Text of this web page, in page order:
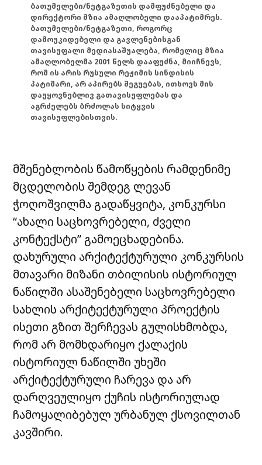
ბათუმელები/ნეტგაზეთის დამფუძნებელი და
დირექტორი მზია ამაღლობელი დააპატიმრეს.
ბათუმელები/ნეტგაზეთი, როგორც
დამოუკიდებელი და გავლენებისგან
თავისუფალი მედიასაშუალება, რომელიც მზია
ამაღლობელმა 2001 წელს დააფუძნა, მიიჩნევს,
რომ ის არის რუსული რეჟიმის სინდისის
პატიმარი, არ აპირებს შეგუებას, ითხოვს მის
დაუყოვნებლივ გათავისუფლებას და
აგრძელებს ბრძოლას სიტყვის
თავისუფლებისთვის.
მშენებლობის წამოწყების რამდენიმე
მცდელობის შემდეგ ლევან
ჭოღოშვილმა გადაწყვიტა, კონკურსი
“ახალი საცხოვრებელი, ძველი
კონტექსტი” გამოეცხადებინა.
დახურული არქიტექტურული კონკურსის
მთავარი მიზანი თბილისის ისტორიულ
ნაწილში ასაშენებელი საცხოვრებელი
სახლის არქიტექტურული პროექტის
ისეთი გზით შერჩევას გულისხმობდა,
რომ არ მომხდარიყო ქალაქის
ისტორიულ ნაწილში უხეში
არქიტექტურული ჩარევა და არ
დარღვეულიყო ქუჩის ისტორიულად
ჩამოყალიბებულ ურბანულ ქსოვილთან
კავშირი.